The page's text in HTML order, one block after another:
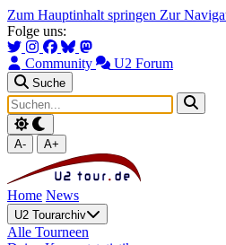
Zum Hauptinhalt springen Zur
Folge uns:
Community U2 Forum
Suche
A- A+
Home News
U2 Tourarchiv
Alle Tourneen